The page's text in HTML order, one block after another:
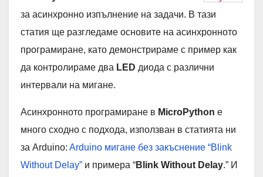
за асинхронно изпълнение на задачи. В тази
статия ще разгледаме основите на асинхронното
програмиране, като демонстрираме с пример как
да контролираме два LED диода с различни
интервали на мигане.
Асинхронното програмиране в MicroPython е
много сходно с подхода, използван в статията ни
за Arduino: Arduino мигане без закъснение “Blink
Without Delay” и примера “Blink Without Delay.” И